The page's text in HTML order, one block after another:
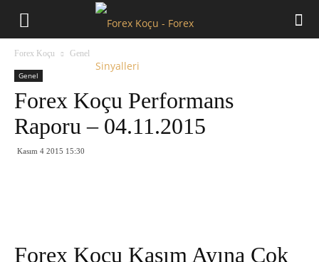
Forex Koçu Genel
Genel
Forex Koçu Performans
Raporu – 04.11.2015
Kasım 4 2015 15:30
Forex Koçu Kasım Ayına Çok